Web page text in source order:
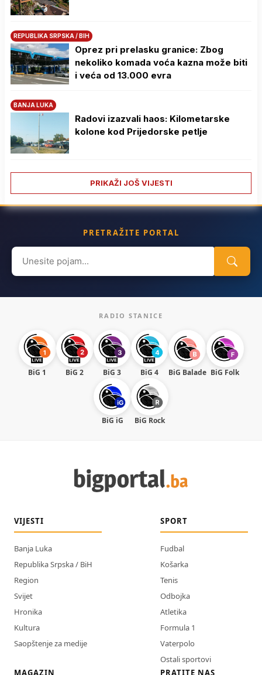
REPUBLIKA SRPSKA / BIH
Oprez pri prelasku granice: Zbog
nekoliko komada voća kazna može biti
i veća od 13.000 evra
BANJA LUKA
Radovi izazvali haos: Kilometarske
kolone kod Prijedorske petlje
PRIKAŽI JOŠ VIJESTI
PRETRAŽITE PORTAL
Search
for:
RADIO STANICE
BiG 1 BiG 2 BiG 3 BiG 4 BiG Balade BiG Folk
BiG iG BiG Rock
VIJESTI
Banja Luka
Republika Srpska / BiH
Region
Svijet
Hronika
Kultura
Saopštenje za medije
SPORT
Fudbal
Košarka
Tenis
Odbojka
Atletika
Formula 1
Vaterpolo
Ostali sportovi
MAGAZIN
PRATITE NAS